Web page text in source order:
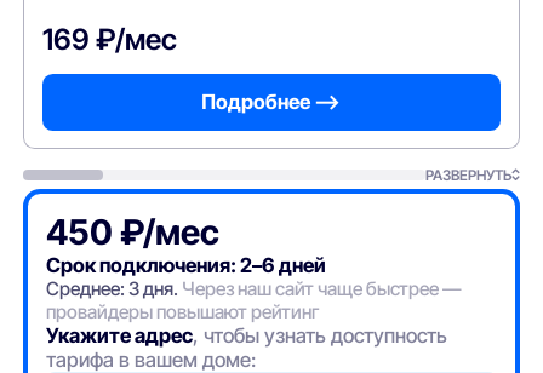
169 ₽/мес
Подробнее —>
РАЗВЕРНУТЬ
450 ₽/мес
Срок подключения: 2–6 дней
Среднее: 3 дня. Через наш сайт чаще быстрее —
провайдеры повышают рейтинг
Укажите адрес, чтобы узнать доступность
тарифа в вашем доме: